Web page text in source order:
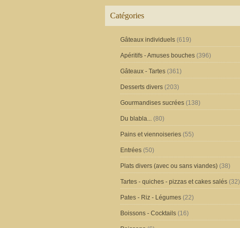
Catégories
Gâteaux individuels (619)
Apéritifs - Amuses bouches (396)
Gâteaux - Tartes (361)
Desserts divers (203)
Gourmandises sucrées (138)
Du blabla... (80)
Pains et viennoiseries (55)
Entrées (50)
Plats divers (avec ou sans viandes) (38)
Tartes - quiches - pizzas et cakes salés (32)
Pates - Riz - Légumes (22)
Boissons - Cocktails (16)